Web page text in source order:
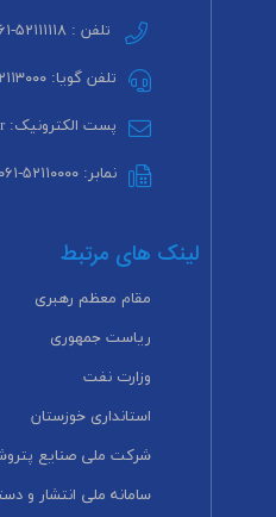
تلفن : ۵۲۱۱۱۱۱۸-۰۶۱
تلفن گویا: ۵۲۱۱۳۰۰۰-۰۶۱
پست الکترونیک: info@petzone.ir
نمابر: ۵۲۱۱۰۰۰۰-۰۶۱
لینک های مرتبط
مقام معظم رهبری
ریاست جمهوری
وزارت نفت
استانداری خوزستان
شرکت ملی صنایع
سامانه ملی انتشار و